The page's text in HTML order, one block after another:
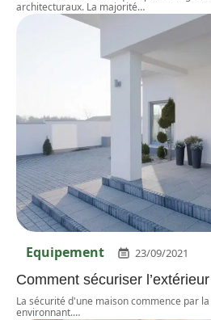
architecturaux. La majorité…
Equipement 23/09/2021
Comment sécuriser
La sécurité d'une maison commence par
environnant.…